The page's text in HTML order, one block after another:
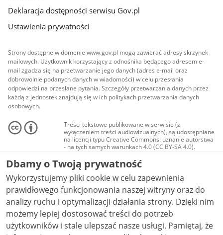
Deklaracja dostępności serwisu Gov.pl
Ustawienia prywatności
Strony dostępne w domenie www.gov.pl mogą zawierać adresy skrzynek
mailowych. Użytkownik korzystający z odnośnika będącego adresem e-
mail zgadza się na przetwarzanie jego danych (adres e-mail oraz
dobrowolnie podanych danych w wiadomości) w celu przesłania
odpowiedzi na przesłane pytania. Szczegóły przetwarzania danych przez
każdą z jednostek znajdują się w ich politykach przetwarzania danych
osobowych.
Treści tekstowe publikowane w serwisie (z
wyłączeniem treści audiowizualnych), są udostępniane
na licencji typu Creative Commons: uznanie autorstwa
- na tych samych warunkach 4.0 (CC BY-SA 4.0).
Materiały audiowizualne, w tym zdjęcia, materiały
audio i wideo, są udostępniane na licencji typu
Creative Commons: uznanie autorstwa użycie
niekomercyjne - bez utworów zależnych 4.0 (CC BY-
NC-ND 4.0), o ile nie jest to stwierdzone inaczej.
Dbamy o Twoją prywatność
Wykorzystujemy pliki cookie w celu zapewnienia
prawidłowego funkcjonowania naszej witryny oraz do
analizy ruchu i optymalizacji działania strony. Dzięki nim
możemy lepiej dostosować treści do potrzeb
użytkowników i stale ulepszać nasze usługi. Pamiętaj, że